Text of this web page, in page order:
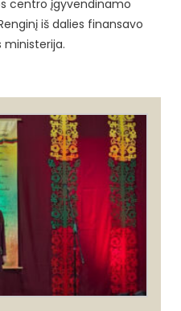
centro įgyvendinamo
iš dalies finansavo
ministerija.